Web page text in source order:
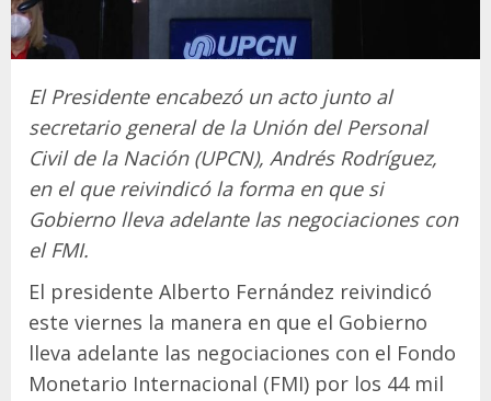
El Presidente encabezó un acto junto al
secretario general de la Unión del Personal
Civil de la Nación (UPCN), Andrés Rodríguez,
en el que reivindicó la forma en que si
Gobierno lleva adelante las negociaciones con
el FMI.
El presidente Alberto Fernández reivindicó
este viernes la manera en que el Gobierno
lleva adelante las negociaciones con el Fondo
Monetario Internacional (FMI) por los 44 mil